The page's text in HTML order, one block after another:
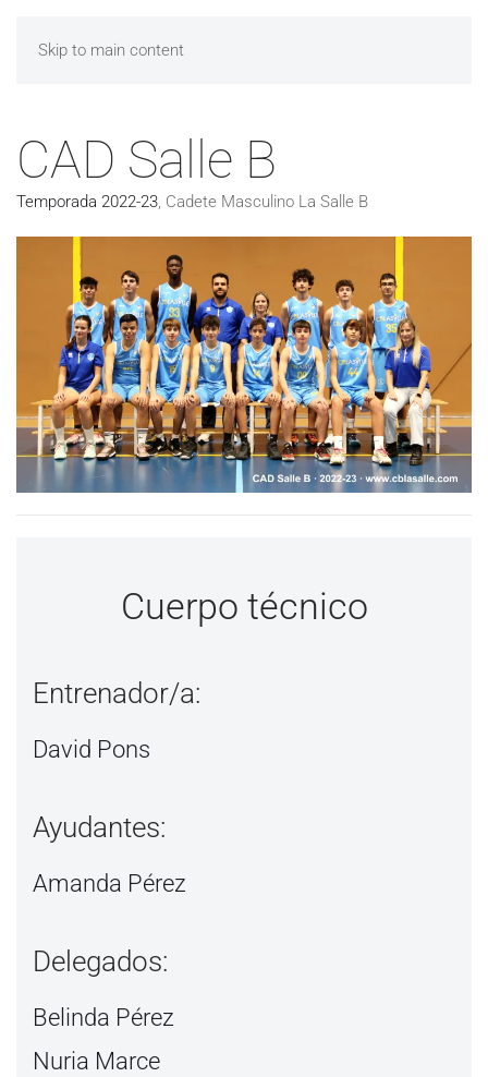
Skip to main content
CAD Salle B
Temporada 2022-23, Cadete Masculino La Salle B
Cuerpo técnico
Entrenador/a:
David Pons
Ayudantes:
Amanda Pérez
Delegados:
Belinda Pérez
Nuria Marce